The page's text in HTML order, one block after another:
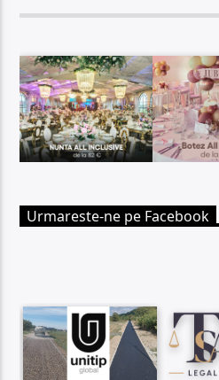
Urmareste-ne pe Facebook